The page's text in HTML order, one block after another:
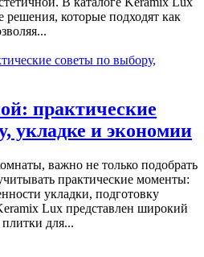
решения, которые подходят как
практические
укладке и экономии
важно не только подобрать
практические моменты:
укладки, подготовку
Lux представлен широкий
для...